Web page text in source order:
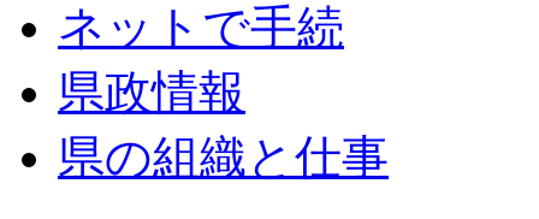
ネットで手続
県政情報
県の組織と仕事